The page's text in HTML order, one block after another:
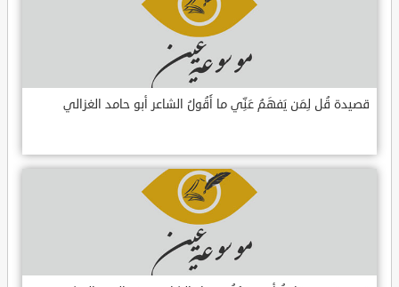
قصيدة قُل لِمَن يَفهَمُ عَنِّي ما أَقُولُ الشاعر أبو حامد الغزالي